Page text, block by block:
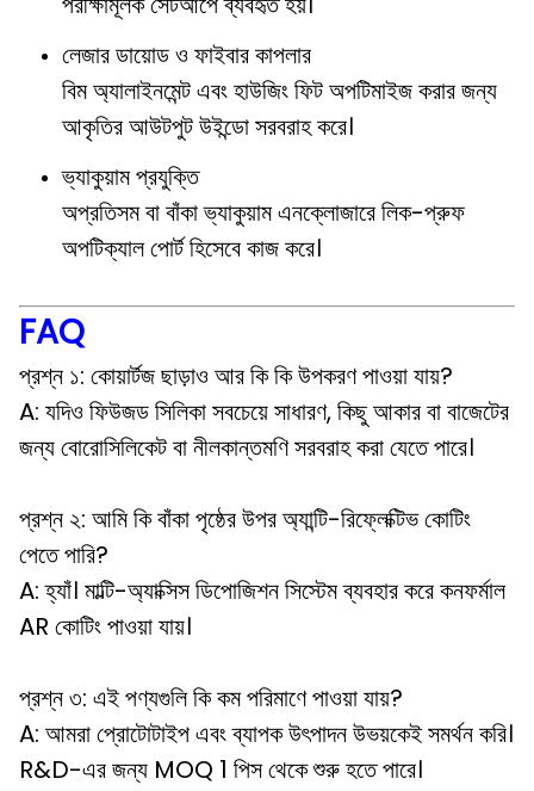
লেজার ডায়োড ও ফাইবার কাপলার
বিম অ্যালাইনমেন্ট এবং হাউজিং ফিট অপটিমাইজ করার জন্য
আকৃতির আউটপুট উইন্ডো সরবরাহ করে।
ভ্যাকুয়াম প্রযুক্তি
অপ্রতিসম বা বাঁকা ভ্যাকুয়াম এনক্লোজারে লিক-প্রুফ
অপটিক্যাল পোর্ট হিসেবে কাজ করে।
FAQ
প্রশ্ন ১: কোয়ার্টজ ছাড়াও আর কি কি উপকরণ পাওয়া যায়?
A: যদিও ফিউজড সিলিকা সবচেয়ে সাধারণ, কিছু আকার বা বাজেটের
জন্য বোরোসিলিকেট বা নীলকান্তমণি সরবরাহ করা যেতে পারে।
প্রশ্ন ২: আমি কি বাঁকা পৃষ্ঠের উপর অ্যান্টি-রিফ্লেক্টিভ কোটিং
পেতে পারি?
A: হ্যাঁ। মাল্টি-অ্যাক্সিস ডিপোজিশন সিস্টেম ব্যবহার করে কনফর্মাল
AR কোটিং পাওয়া যায়।
প্রশ্ন ৩: এই পণ্যগুলি কি কম পরিমাণে পাওয়া যায়?
A: আমরা প্রোটোটাইপ এবং ব্যাপক উৎপাদন উভয়কেই সমর্থন করি।
R&D-এর জন্য MOQ 1 পিস থেকে শুরু হতে পারে।